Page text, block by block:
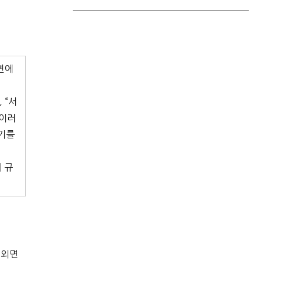
에
“서
러
를
규
면